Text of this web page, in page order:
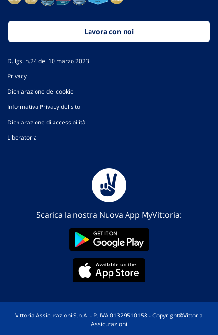
Lavora con noi
D. lgs. n.24 del 10 marzo 2023
Privacy
Dichiarazione dei cookie
Informativa Privacy del sito
Dichiarazione di accessibilità
Liberatoria
Scarica la nostra Nuova App MyVittoria:
Vittoria Assicurazioni S.p.A. - P. IVA 01329510158 - Copyright©Vittoria
Assicurazioni